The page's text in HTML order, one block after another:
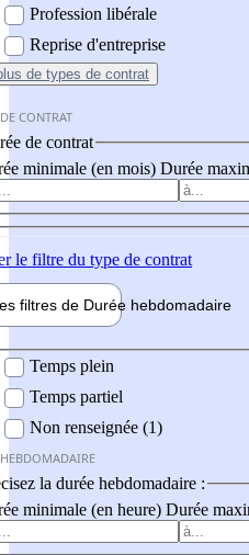
Profession libérale
Reprise d'entreprise
de types de contrat
CONTRAT
de contrat
minimale (en mois) Durée
le filtre du type de contrat
filtres de Durée hebdomadaire
Temps plein
Temps partiel
Non renseignée (1)
la durée hebdomadaire :
minimale (en heure) Durée